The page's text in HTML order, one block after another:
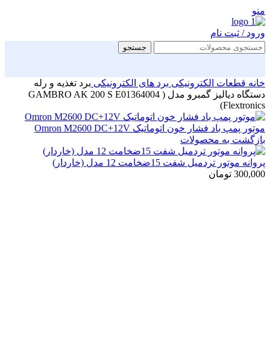
منو
ورود / ثبت نام
جستجو
خانه قطعات الکترونیکی برد های الکترونیکی برد تغذیه و رله
دستگاه دیالیز گمبرو مدل ( GAMBRO AK 200 S E01364004
Flextronics)
موتور پمپ باد فشار خون اتوماتیک Omron M2600 DC+12V
بازگشت به محصولات
پروانه موتور تردمیل شفت 15ضخامت 12 مدل (خاردار)
300,000 تومان